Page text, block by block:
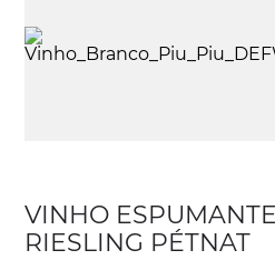
VINHO
RIESLING PÉTNAT